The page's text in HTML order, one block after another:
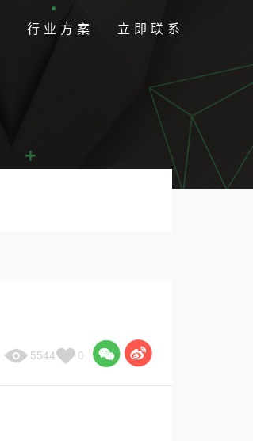
行业方案 立即联系
5544 0